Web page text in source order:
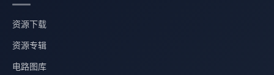
资源下载
资源专辑
电路图库